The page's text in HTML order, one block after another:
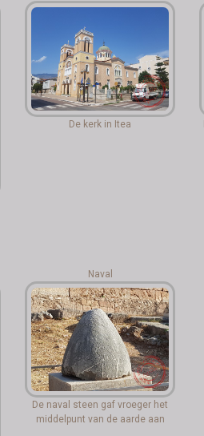
De kerk in Itea
Naval
De naval steen gaf vroeger het
middelpunt van de aarde aan